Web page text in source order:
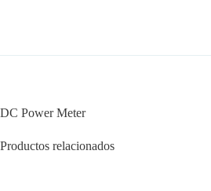
DC Power Meter
Productos relacionados